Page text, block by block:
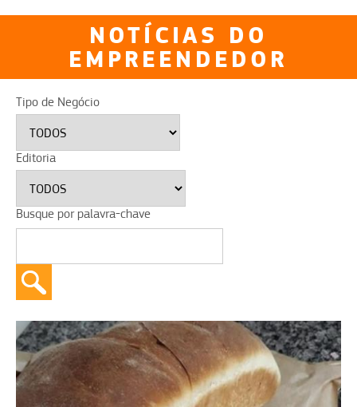
NOTÍCIAS DO
EMPREENDEDOR
Tipo de Negócio
Editoria
Busque por palavra-chave